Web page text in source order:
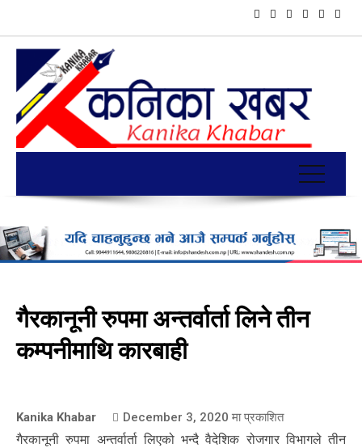
गैरकानूनी रुपमा अन्तर्वार्ता लिने तीन
कम्पनीमाथि कारबाही
Kanika Khabar December 3, 2020 मा प्रकाशित
गैरकानूनी रुपमा अन्तर्वार्ता लिएको भन्दै वैदेशिक रोजगार विभागले तीन